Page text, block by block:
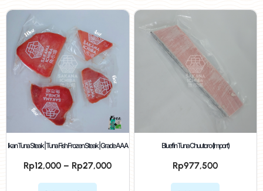
Ikan Tuna Steak | Tuna Fish Frozen Steak | Grade AAA
Rp12,000 – Rp27,000
Bluefin Tuna Chuutoro (Import)
Rp977,500